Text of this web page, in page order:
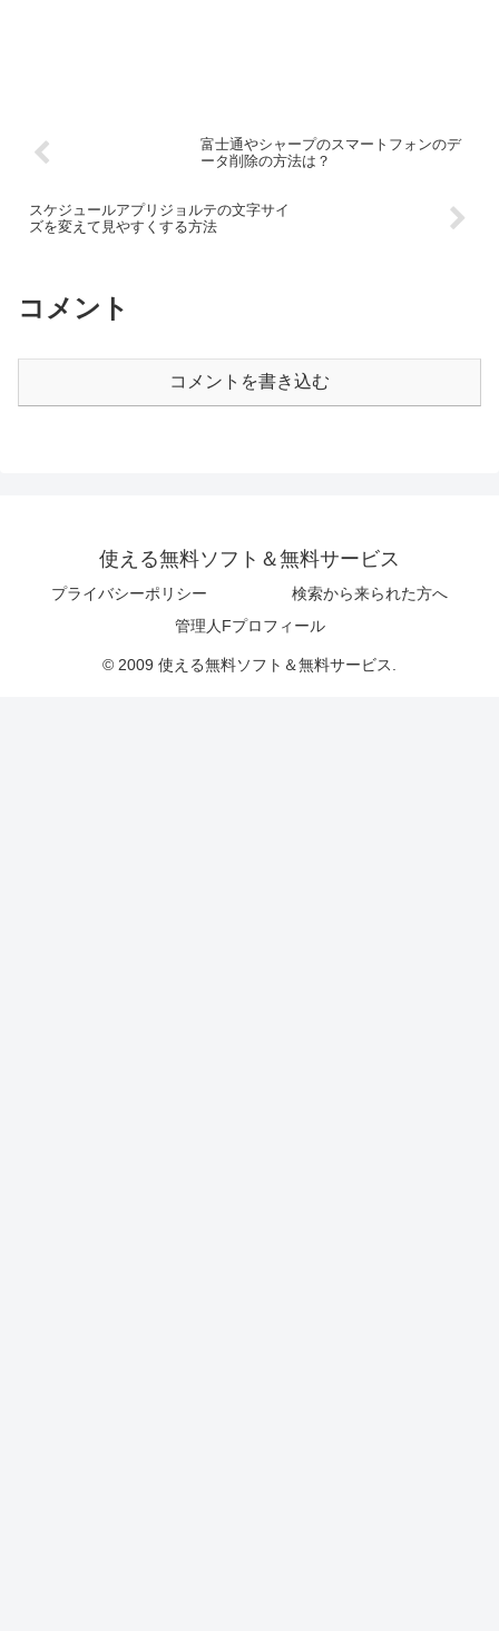
富士通やシャープのスマートフォンのデ
ータ削除の方法は？
スケジュールアプリジョルテの文字サイ
ズを変えて見やすくする方法
コメント
コメントを書き込む
使える無料ソフト＆無料サービス
プライバシーポリシー
検索から来られた方へ
管理人Fプロフィール
© 2009 使える無料ソフト＆無料サービス.